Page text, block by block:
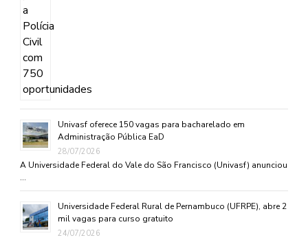
Univasf oferece 150 vagas para bacharelado em
Administração Pública EaD
28/07/2026
A Universidade Federal do Vale do São Francisco (Univasf) anunciou
…
Universidade Federal Rural de Pernambuco (UFRPE), abre 2
mil vagas para curso gratuito
24/07/2026